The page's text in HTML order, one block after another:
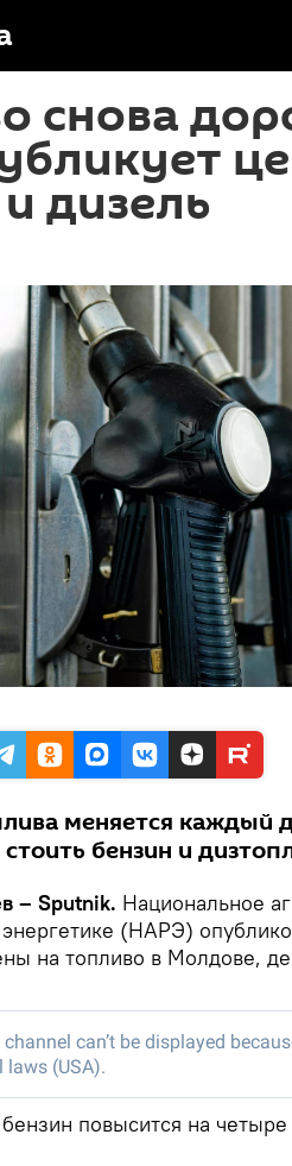
снова
дизель
меняется каждый
бензин и
– Sputnik. Национальное
(НАРЭ)
на топливо в Молдове,
повысится на